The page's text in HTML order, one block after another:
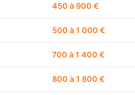
450 à 900 €
500 à 1 000 €
700 à 1 400 €
800 à 1 800 €